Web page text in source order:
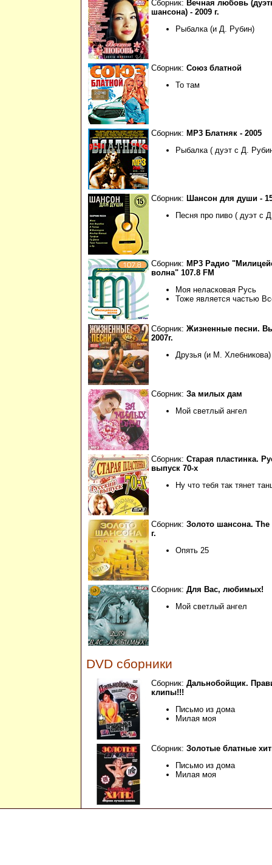
Сборник: Вечная любовь
шансона) - 2009 г.
Рыбалка (и Д. Рубин)
Сборник: Союз блатной
То там
Сборник: МР3 Блатняк - 2005
Рыбалка ( дуэт с Д.
Сборник: Шансон для души -
Песня про пиво ( дуэт с
Сборник: МР3 Радио
волна" 107.8 FM
Моя неласковая Русь
Тоже является частью
Сборник: Жизненные песни.
2007г.
Друзья (и М. Хлебникова)
Сборник: За милых дам
Мой светлый ангел
Сборник: Старая пластинка.
выпуск 70-х
Ну что тебя так тянет
Сборник: Золото шансона. The
г.
Опять 25
Сборник: Для Вас, любимых!
Мой светлый ангел
DVD сборники
Сборник: Дальнобойщик.
клипы!!!
Письмо из дома
Милая моя
Сборник: Золотые блатные
Письмо из дома
Милая моя